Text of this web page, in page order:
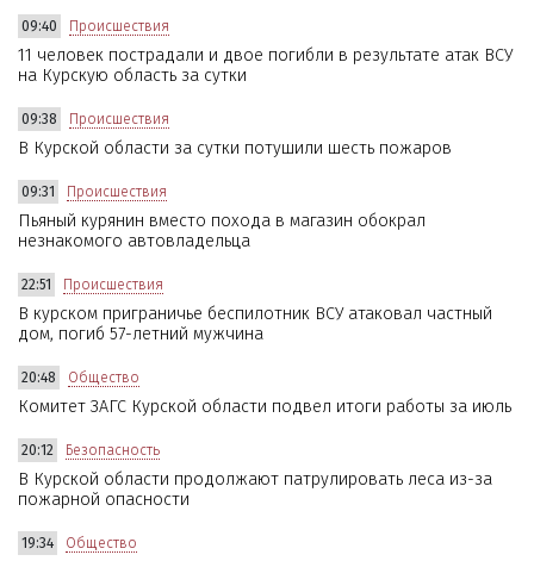
09:40 Происшествия
11 человек пострадали и двое погибли в результате атак ВСУ
на Курскую область за сутки
09:38 Происшествия
В Курской области за сутки потушили шесть пожаров
09:31 Происшествия
Пьяный курянин вместо похода в магазин обокрал
незнакомого автовладельца
22:51 Происшествия
В курском приграничье беспилотник ВСУ атаковал частный
дом, погиб 57-летний мужчина
20:48 Общество
Комитет ЗАГС Курской области подвел итоги работы за июль
20:12 Безопасность
В Курской области продолжают патрулировать леса из-за
пожарной опасности
19:34 Общество